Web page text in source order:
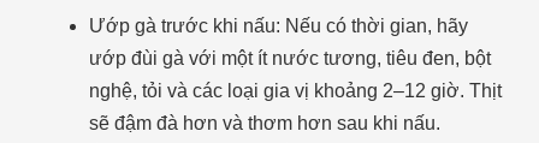
Ướp gà trước khi nấu: Nếu có thời gian, hãy
ướp đùi gà với một ít nước tương, tiêu đen, bột
nghệ, tỏi và các loại gia vị khoảng 2–12 giờ. Thịt
sẽ đậm đà hơn và thơm hơn sau khi nấu.